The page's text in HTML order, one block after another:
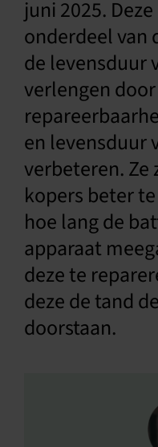
juni 2025.
onderdeel van
de levensduur
verlengen
en levensduur
verbeteren. Ze
kopers beter
hoe lang de
apparaat
deze te
deze de tand
doorstaan.